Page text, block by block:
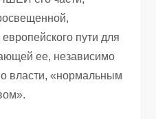
пути для
ее, независимо
власти, «нормальным